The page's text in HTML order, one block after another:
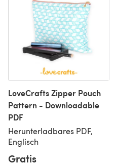
LoveCrafts Zipper Pouch
Pattern - Downloadable
PDF
Herunterladbares PDF,
Englisch
Gratis